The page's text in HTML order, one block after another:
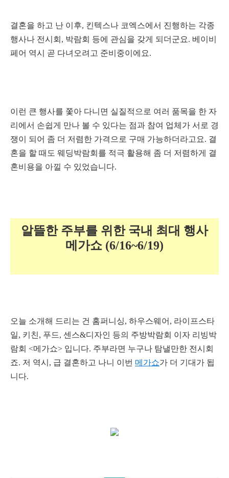
결혼을 하고 난 이후, 킨텍스나 코엑스에서 진행하는 각종
행사나 전시회, 박람회 등에 관심을 갖게 되더군요. 베이비
페어 역시 곧 다녀오려고 준비중이에요.
이런 큰 행사를 쫓아 다니면 실질적으로 여러 품목을 한 자
리에서 손쉽게 만나 볼 수 있다는 점과 참여 업체가 서로 경
쟁이 되어 좀 더 저렴한 가격으로 구매 가능하더라고요. 결
혼을 할 때도 웨딩박람회를 적극 활용해 좀 더 저렴하게 결
혼비용을 아낄 수 있었습니다.
알뜰한 주부를 위한 국내 최대 행사
메가쇼 (6/16~6/19)
오늘 소개해 드리는 건 홈퍼니싱, 하우스웨어, 라이프스타
일, 키친, 푸드, 센스&디자인 등의 주방박람회 이자 리빙박
람회 <메가쇼> 입니다. 주부라면 누구나 탐낼만한 전시회
죠. 저 역시, 급 결혼하고 나니 이번 메가쇼가 더 기대가 됩
니다.